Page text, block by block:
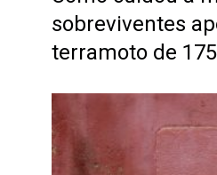
sobreviventes
terramoto de